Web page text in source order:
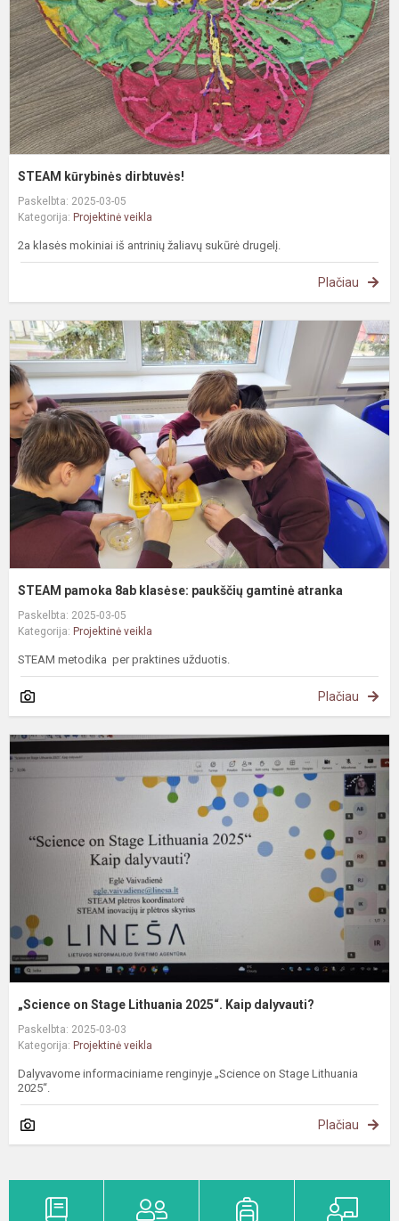
STEAM kūrybinės dirbtuvės!
Paskelbta: 2025-03-05
Kategorija: Projektinė veikla
2a klasės mokiniai iš antrinių žaliavų sukūrė drugelį.
Plačiau
STEAM pamoka 8ab klasėse: paukščių gamtinė atranka
Paskelbta: 2025-03-05
Kategorija: Projektinė veikla
STEAM metodika per praktines užduotis.
Plačiau
„Science on Stage Lithuania 2025“. Kaip dalyvauti?
Paskelbta: 2025-03-03
Kategorija: Projektinė veikla
Dalyvavome informaciniame renginyje „Science on Stage Lithuania
2025“.
Plačiau